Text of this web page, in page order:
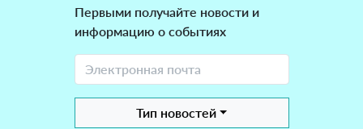
Первыми получайте новости и
информацию о событиях
Тип новостей